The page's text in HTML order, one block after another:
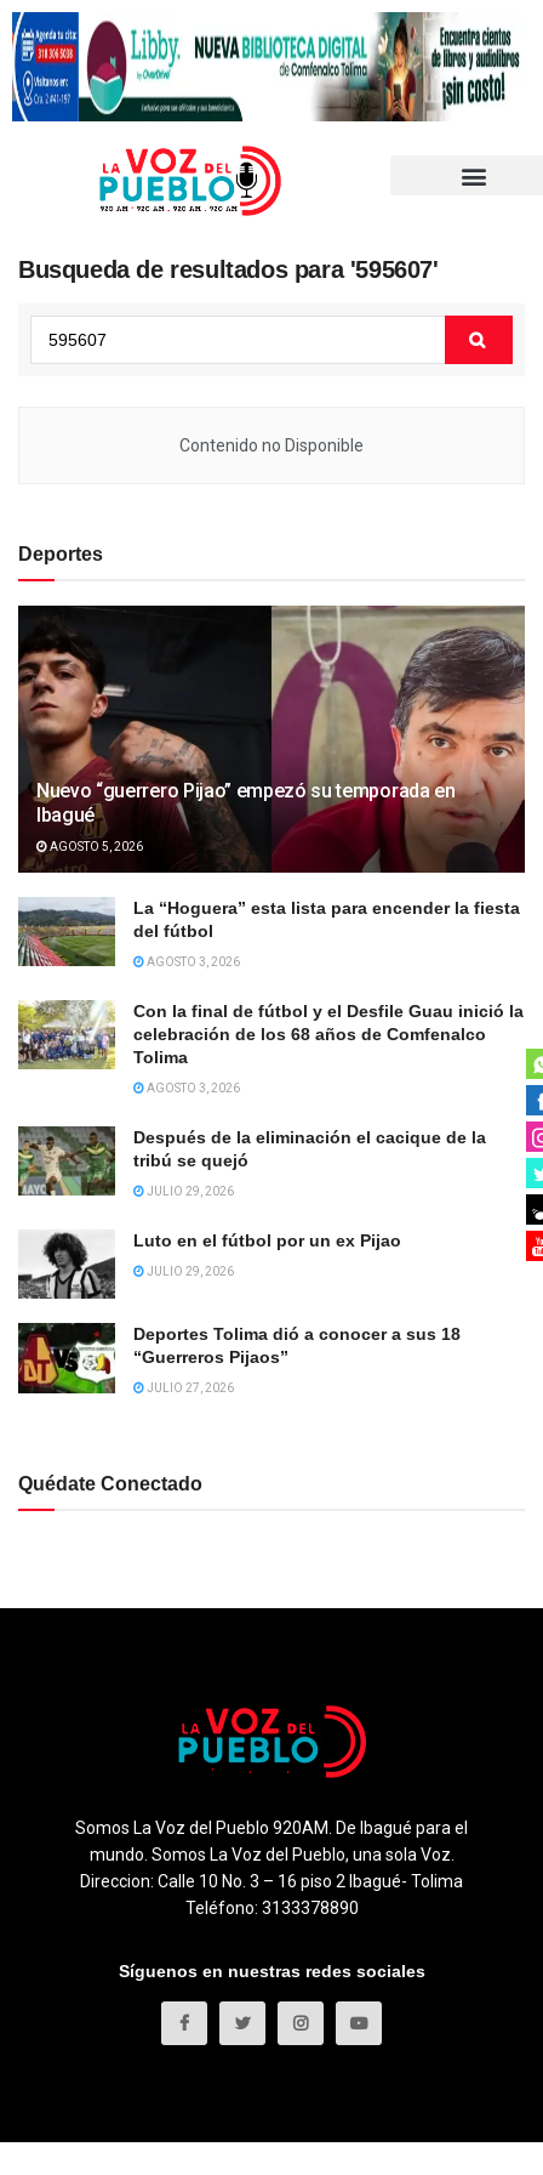
Busqueda de resultados para '595607'
Contenido no Disponible
Deportes
Nuevo “guerrero Pijao” empezó su temporada en
Ibagué
AGOSTO 5, 2026
La “Hoguera” esta lista para encender la fiesta
del fútbol
AGOSTO 3, 2026
Con la final de fútbol y el Desfile Guau inició la
celebración de los 68 años de Comfenalco
Tolima
AGOSTO 3, 2026
Después de la eliminación el cacique de la
tribú se quejó
JULIO 29, 2026
Luto en el fútbol por un ex Pijao
JULIO 29, 2026
Deportes Tolima dió a conocer a sus 18
“Guerreros Pijaos”
JULIO 27, 2026
Quédate Conectado
Somos La Voz del Pueblo 920AM. De Ibagué para el
mundo. Somos La Voz del Pueblo, una sola Voz.
Direccion: Calle 10 No. 3 – 16 piso 2 Ibagué- Tolima
Teléfono: 3133378890
Síguenos en nuestras redes sociales